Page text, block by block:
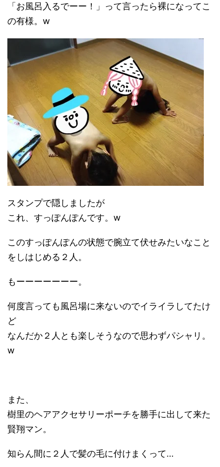
「お風呂入るでーー！」って言ったら裸になってこ
の有様。w
スタンプで隠しましたが
これ、すっぽんぽんです。w
このすっぽんぽんの状態で腕立て伏せみたいなこと
をしはじめる２人。
もーーーーーーー。
何度言っても風呂場に来ないのでイライラしてたけ
ど
なんだか２人とも楽しそうなので思わずパシャリ。
w
また、
樹里のヘアアクセサリーポーチを勝手に出して来た
賢翔マン。
知らん間に２人で髪の毛に付けまくって…